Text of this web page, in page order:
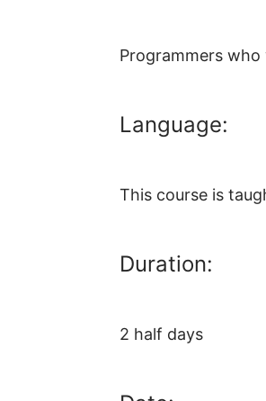
Programmers
Language:
This course is
Duration:
2 half days